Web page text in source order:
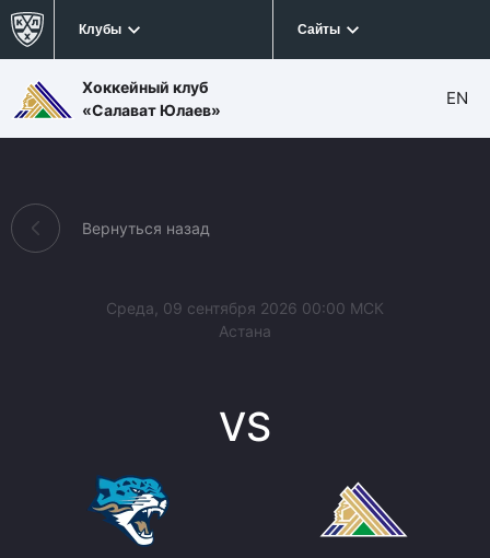
Клубы Сайты
Хоккейный клуб
«Салават Юлаев»
EN
Вернуться назад
Среда, 09 сентября 2026 00:00 МСК
Астана
VS